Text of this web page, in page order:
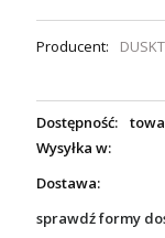
Producent:
Dostępność:
Wysyłka w:
Dostawa:
sprawdź formy